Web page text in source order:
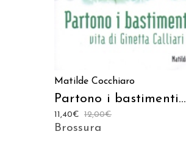
Matilde Cocchiaro
Partono i bastimenti…
12,00€
11,40€
Brossura